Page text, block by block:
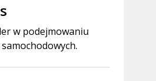
w podejmowaniu